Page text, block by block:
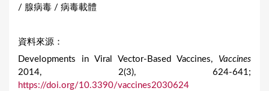
/ 腺病毒 / 病毒載體
資料來源：
Developments in Viral Vector-Based Vaccines, Vaccines
2014, 2(3), 624-641;
https://doi.org/10.3390/vaccines2030624